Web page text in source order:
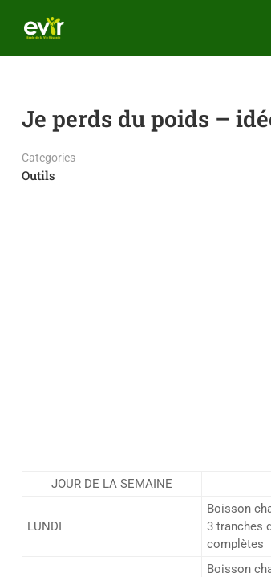
Je perds du poids –
Categories
Outils
JOUR DE LA SEMAINE
LUNDI
Boisson
3 tranches
complètes
Boisson